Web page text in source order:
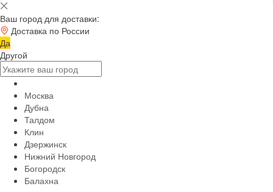
Ваш город для доставки:
Доставка по России
Да
Другой
Москва
Дубна
Талдом
Клин
Дзержинск
Нижний Новгород
Богородск
Балахна